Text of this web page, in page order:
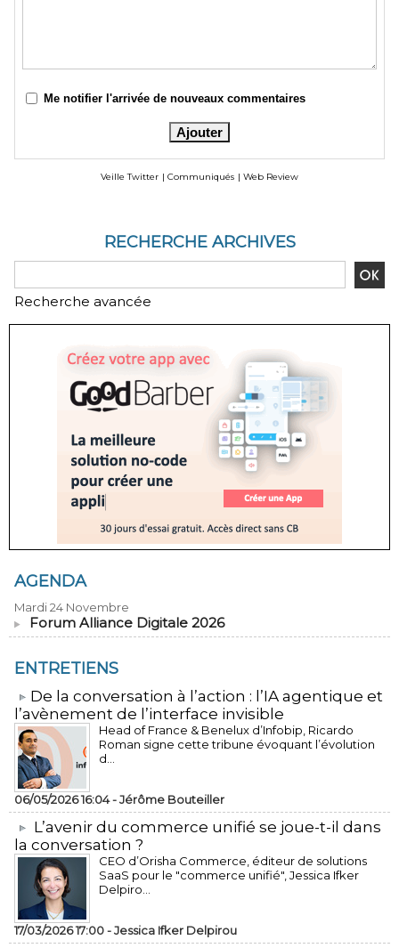
Me notifier l'arrivée de nouveaux commentaires
Veille Twitter | Communiqués | Web Review
RECHERCHE ARCHIVES
Recherche avancée
AGENDA
Mardi 24 Novembre
Forum Alliance Digitale 2026
ENTRETIENS
​De la conversation à l’action : l’IA agentique et
l’avènement de l’interface invisible
Head of France & Benelux d’Infobip, Ricardo
Roman signe cette tribune évoquant l’évolution
d...
06/05/2026 16:04 -Jérôme Bouteiller
L’avenir du commerce unifié se joue-t-il dans
la conversation ?
CEO d’Orisha Commerce, éditeur de solutions
SaaS pour le "commerce unifié", Jessica Ifker
Delpiro...
17/03/2026 17:00 -Jessica Ifker Delpirou